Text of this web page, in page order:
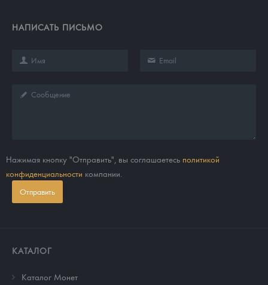
НАПИСАТЬ ПИСЬМО
Нажимая кнопку "Отправить", вы соглашаетесь политикой
конфиденциальности компании.
Отправить
КАТАЛОГ
Каталог Монет